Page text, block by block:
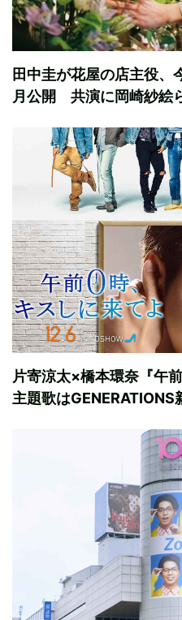
田中圭が花屋の店主役、
月公開 共演に岡崎紗絵
片寄涼太×橋本環奈『午
主題歌はGENERATIONS